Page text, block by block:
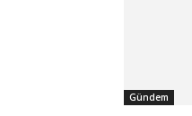
Gündem